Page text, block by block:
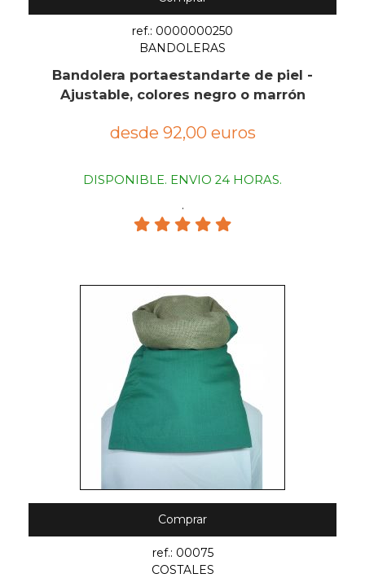
ref.: 0000000250
BANDOLERAS
Bandolera portaestandarte de piel -
Ajustable, colores negro o marrón
desde 92,00 euros
DISPONIBLE. ENVIO 24 HORAS.
.
Comprar
ref.: 00075
COSTALES